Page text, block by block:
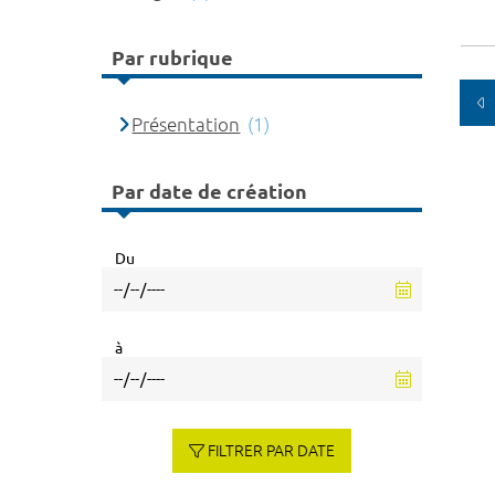
Par rubrique
Présentation (1)
Par date de création
Du
à
FILTRER PAR DATE